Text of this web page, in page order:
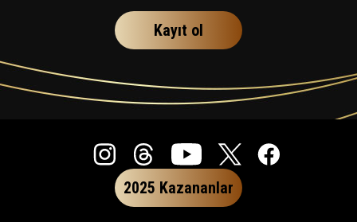
Kayıt ol
2025 Kazananlar